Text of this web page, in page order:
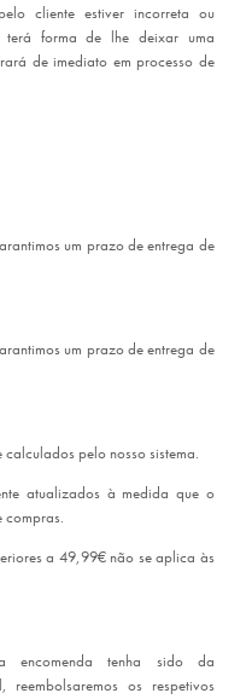
cliente estiver incorreta ou
terá forma de lhe deixar uma
de imediato em processo de
um prazo de entrega de
um prazo de entrega de
pelo nosso sistema.
atualizados à medida que o
compras.
a 49,99€ não se aplica às
tenha sido da
reembolsaremos os respetivos